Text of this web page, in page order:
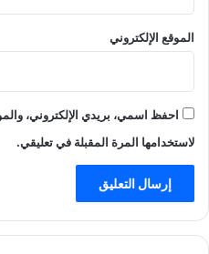
الموقع الإلكتروني
احفظ اسمي، بريدي الإلكتروني،
لاستخدامها المرة المقبلة في تعليقي.